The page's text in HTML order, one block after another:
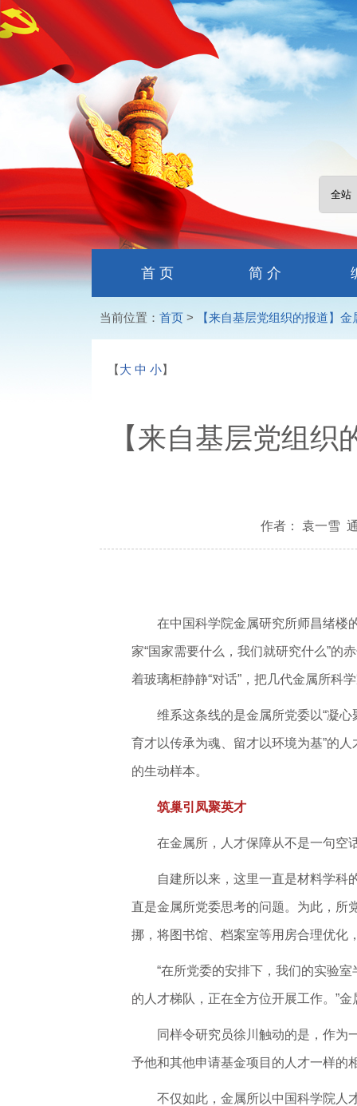
首 页 简 介
当前位置： 首页> 【来自基层党组织的报道】
【大 中 小】
【来自基层党组
作者： 袁一雪
在中国科学院金属研究所师昌绪楼
家“国家需要什么，我们就研究什么”的
着玻璃柜静静“对话”，把几代金属所科
维系这条线的是金属所党委以“凝
育才以传承为魂、留才以环境为基”的
的生动样本。
筑巢引凤聚英才
在金属所，人才保障从不是一句空
自建所以来，这里一直是材料学科
直是金属所党委思考的问题。为此，所
挪，将图书馆、档案室等用房合理优化
“在所党委的安排下，我们的实验
的人才梯队，正在全方位开展工作。”
同样令研究员徐川触动的是，作为
予他和其他申请基金项目的人才一样的
不仅如此，金属所以中国科学院人